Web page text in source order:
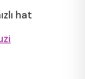
hat